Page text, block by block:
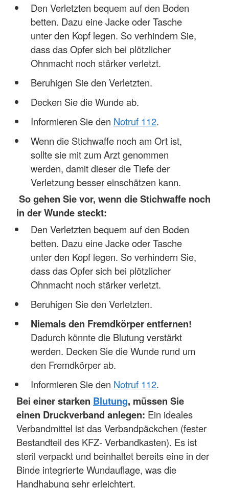
Den Verletzten bequem auf den Boden
betten. Dazu eine Jacke oder Tasche
unter den Kopf legen. So verhindern Sie,
dass das Opfer sich bei plötzlicher
Ohnmacht noch stärker verletzt.
Beruhigen Sie den Verletzten.
Decken Sie die Wunde ab.
Informieren Sie den Notruf 112.
Wenn die Stichwaffe noch am Ort ist,
sollte sie mit zum Arzt genommen
werden, damit dieser die Tiefe der
Verletzung besser einschätzen kann.
So gehen Sie vor, wenn die Stichwaffe noch
in der Wunde steckt:
Den Verletzten bequem auf den Boden
betten. Dazu eine Jacke oder Tasche
unter den Kopf legen. So verhindern Sie,
dass das Opfer sich bei plötzlicher
Ohnmacht noch stärker verletzt.
Beruhigen Sie den Verletzten.
Niemals den Fremdkörper entfernen!
Dadurch könnte die Blutung verstärkt
werden. Decken Sie die Wunde rund um
den Fremdkörper ab.
Informieren Sie den Notruf 112.
Bei einer starken Blutung, müssen Sie
einen Druckverband anlegen: Ein ideales
Verbandmittel ist das Verbandpäckchen (fester
Bestandteil des KFZ- Verbandkasten). Es ist
steril verpackt und beinhaltet bereits eine in der
Binde integrierte Wundauflage, was die
Handhabung sehr erleichtert.